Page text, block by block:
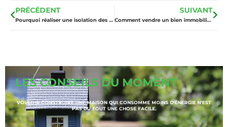
PRÉCÉDENT
Pourquoi réaliser une isolation des combles à Toulouse dans votre logement ?
SUIVANT
Comment vendre un bien immobilier luxe rapidement ?
LES CONSEILS DU MOMENT
VOULOIR CONSTRUIRE UNE MAISON QUI CONSOMME MOINS D’ÉNERGIE N’EST
PAS DU TOUT UNE CHOSE FACILE.